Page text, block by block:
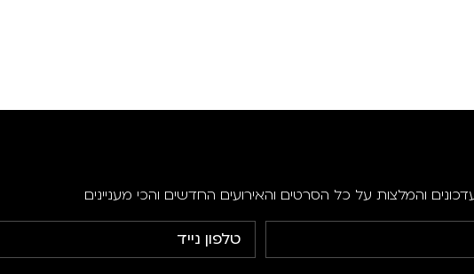
והמלצות על כל הסרטים והאירועים החדשים והכי מעניינים